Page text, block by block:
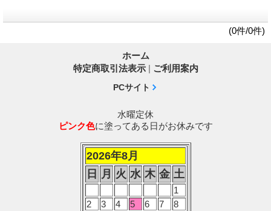
(0件/0件)
ホーム
特定商取引法表示 | ご利用案内
PCサイト
水曜定休
ピンク色に塗ってある日がお休みです
2026年8月
日 月 火 水 木 金 土
1
2
3 4 5 6 7
8